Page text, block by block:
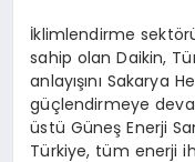
İklimlendirme
sahip olan Daikin,
anlayışını Sakarya
güçlendirmeye
üstü Güneş Enerji
Türkiye, tüm enerji